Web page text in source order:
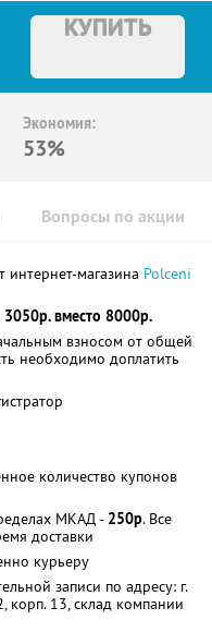
КУПИТЬ
Экономия:
53%
Вопросы по акции
интернет-магазина Polceni
3050р. вместо 8000р.
взносом от общей
необходимо доплатить
количество купонов
МКАД - 250р. Все
доставки
курьеру
записи по адресу: г.
корп. 13, склад компании